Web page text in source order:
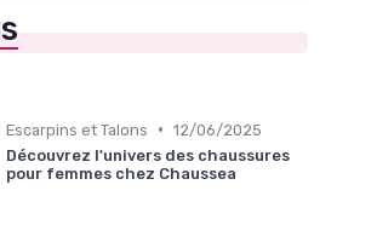
Escarpins et Talons • 12/06/2025
Découvrez l'univers des chaussures
pour femmes chez Chaussea